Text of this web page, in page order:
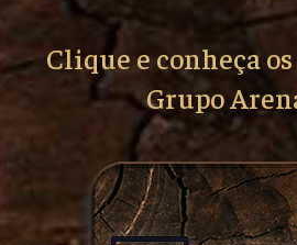
Clique e conheça
Grupo